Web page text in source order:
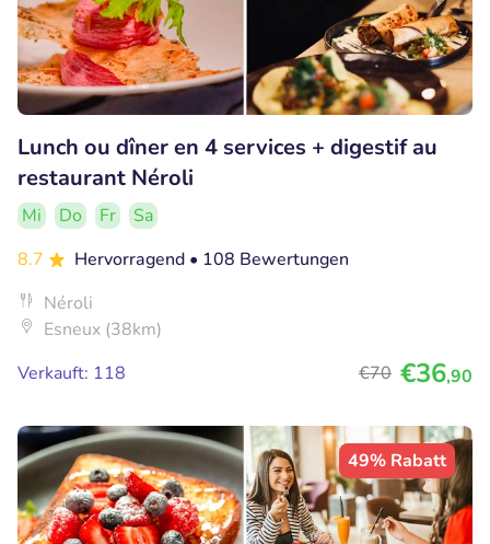
Lunch ou dîner en 4 services + digestif au
restaurant Néroli
Mi Do Fr
Sa
8.7
Hervorragend • 108 Bewertungen
Néroli
Esneux (38km)
Verkauft: 118
€70 €36,90
49% Rabatt